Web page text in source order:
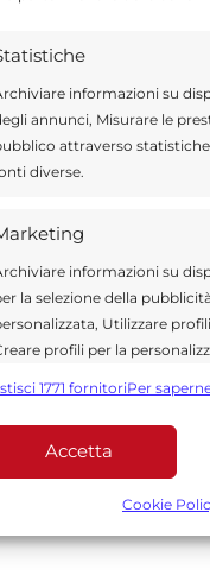
informazioni su
annunci, Misurare le
attraverso
diverse.
informazioni su
la selezione della
Utilizzare
profili per la
dati limitati per la
Funzionalità
Abbinare e combinare dati
1771 fornitoriPer
Accetta
Cookie
notizie,
nazionale. I
dai comunicati
sono